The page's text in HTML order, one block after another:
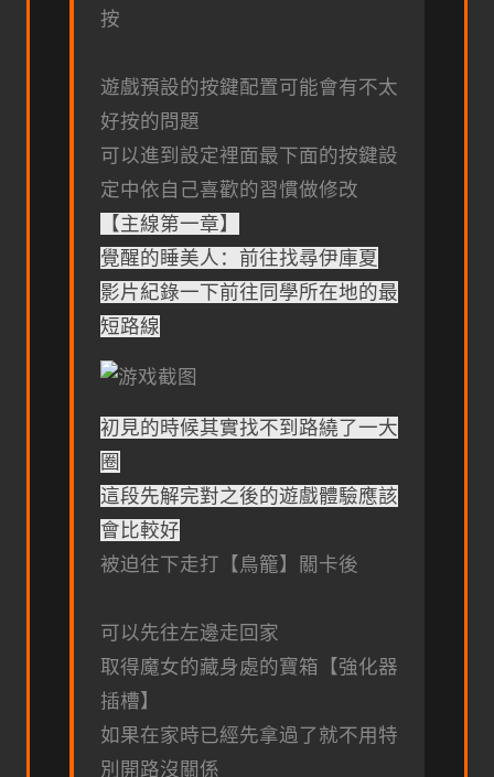
按
遊戲預設的按鍵配置可能會有不太
好按的問題
可以進到設定裡面最下面的按鍵設
定中依自己喜歡的習慣做修改
【主線第一章】
覺醒的睡美人：前往找尋伊庫夏
影片紀錄一下前往同學所在地的最
短路線
初見的時候其實找不到路繞了一大
圈
這段先解完對之後的遊戲體驗應該
會比較好
被迫往下走打【鳥籠】關卡後
可以先往左邊走回家
取得魔女的藏身處的寶箱【強化器
插槽】
如果在家時已經先拿過了就不用特
別開路沒關係